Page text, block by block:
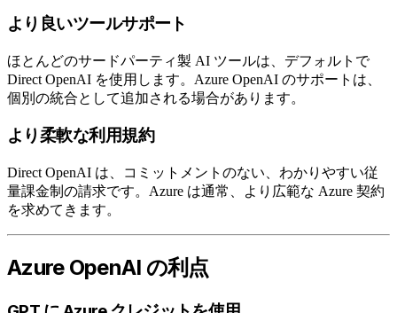
より良いツールサポート
ほとんどのサードパーティ製 AI ツールは、デフォルトで
Direct OpenAI を使用します。Azure OpenAI のサポートは、
個別の統合として追加される場合があります。
より柔軟な利用規約
Direct OpenAI は、コミットメントのない、わかりやすい従
量課金制の請求です。Azure は通常、より広範な Azure 契約
を求めてきます。
Azure OpenAI の利点